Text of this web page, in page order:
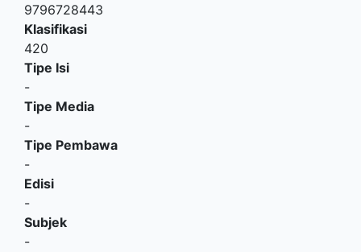
9796728443
Klasifikasi
420
Tipe Isi
-
Tipe Media
-
Tipe Pembawa
-
Edisi
-
Subjek
-